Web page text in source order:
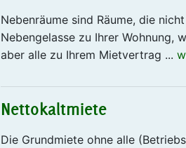
Nebenräume sind Räume, die
Nebengelasse zu Ihrer Wohnung,
aber alle zu Ihrem Mietvertrag ...
Nettokaltmiete
Die Grundmiete ohne alle